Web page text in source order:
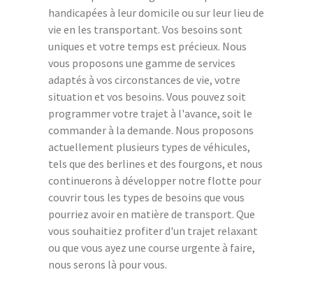
handicapées à leur domicile ou sur leur lieu de
vie en les transportant. Vos besoins sont
uniques et votre temps est précieux. Nous
vous proposons une gamme de services
adaptés à vos circonstances de vie, votre
situation et vos besoins. Vous pouvez soit
programmer votre trajet à l'avance, soit le
commander à la demande. Nous proposons
actuellement plusieurs types de véhicules,
tels que des berlines et des fourgons, et nous
continuerons à développer notre flotte pour
couvrir tous les types de besoins que vous
pourriez avoir en matière de transport. Que
vous souhaitiez profiter d'un trajet relaxant
ou que vous ayez une course urgente à faire,
nous serons là pour vous.